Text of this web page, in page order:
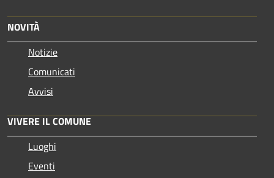
NOVITÀ
Notizie
Comunicati
Avvisi
VIVERE IL COMUNE
Luoghi
Eventi